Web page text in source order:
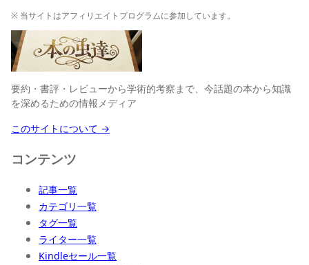
※ 当サイトはアフィリエイトプログラムに参加しています。
要約・書評・レビューから学術的考察まで、今話題の本から知識
を深めるための情報メディア
このサイトについて →
コンテンツ
記事一覧
カテゴリ一覧
タグ一覧
ライター一覧
Kindleセール一覧